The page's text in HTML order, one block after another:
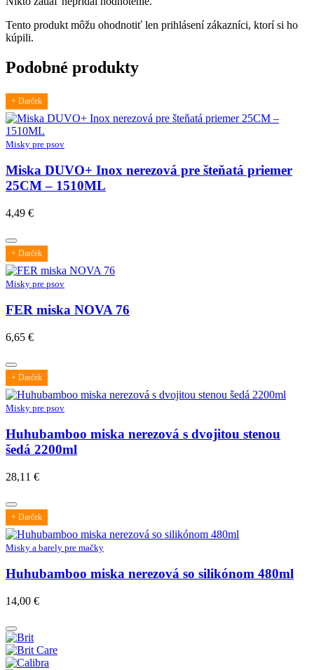
Tento produkt môžu ohodnotiť len prihlásení zákazníci, ktorí si ho
kúpili.
Podobné produkty
+ Darček
Misky pre psov
Miska DUVO+ Inox nerezová pre šteňatá priemer
25CM – 1510ML
4,49 €
+ Darček
Misky pre psov
FER miska NOVA 76
6,65 €
+ Darček
Misky pre psov
Huhubamboo miska nerezová s dvojitou stenou
šedá 2200ml
28,11 €
+ Darček
Misky a barely pre mačky
Huhubamboo miska nerezová so silikónom 480ml
14,00 €